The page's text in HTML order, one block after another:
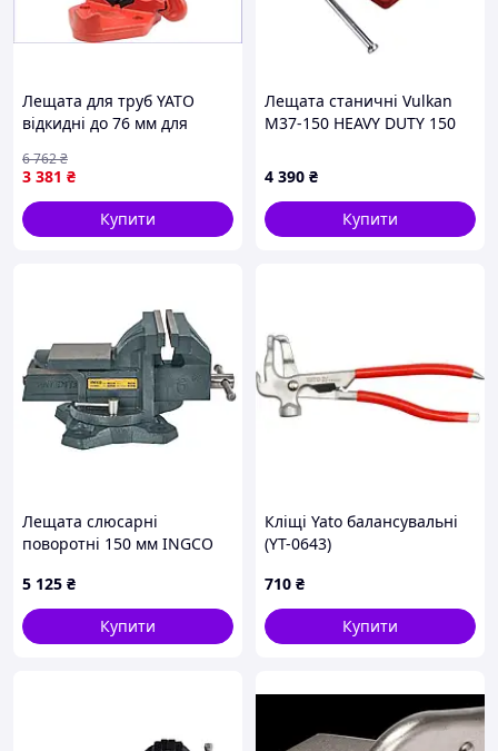
Лещата для труб YATO
відкидні до 76 мм для
чавуну з захопленням
S55C
3 381 ₴
6 762₴
Купити
Лещата станичні Vulkan
M37-150 HEAVY DUTY 150
4 390 ₴
Купити
Лещата слюсарні
поворотні 150 мм INGCO
5 125 ₴
Купити
Кліщі Yato балансувальні
(YT-0643)
710 ₴
Купити